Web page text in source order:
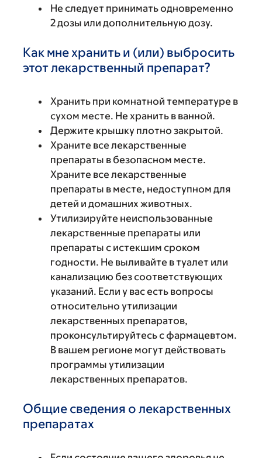
Не следует принимать одновременно
2 дозы или дополнительную дозу.
Как мне хранить и (или) выбросить
этот лекарственный препарат?
Хранить при комнатной температуре в
сухом месте. Не хранить в ванной.
Держите крышку плотно закрытой.
Храните все лекарственные
препараты в безопасном месте.
Храните все лекарственные
препараты в месте, недоступном для
детей и домашних животных.
Утилизируйте неиспользованные
лекарственные препараты или
препараты с истекшим сроком
годности. Не выливайте в туалет или
канализацию без соответствующих
указаний. Если у вас есть вопросы
относительно утилизации
лекарственных препаратов,
проконсультируйтесь с фармацевтом.
В вашем регионе могут действовать
программы утилизации
лекарственных препаратов.
Общие сведения о лекарственных
препаратах